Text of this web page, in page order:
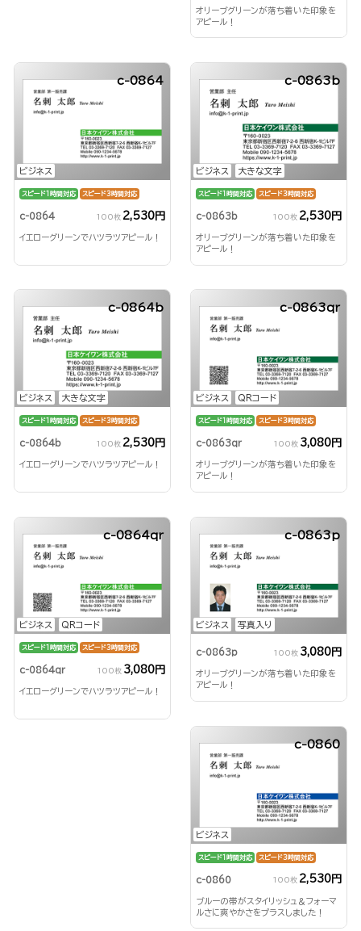
オリーブグリーンが落ち着いた印象を
アピール！
ビジネス
c-0864
スピード1時間対応 スピード3時間対応
c-0864 100枚 2,530円
イエローグリーンでハツラツアピール！
ビジネス 大きな文字
c-0863b
スピード1時間対応 スピード3時間対応
c-0863b 100枚 2,530円
オリーブグリーンが落ち着いた印象を
アピール！
ビジネス 大きな文字
c-0864b
スピード1時間対応 スピード3時間対応
c-0864b 100枚 2,530円
イエローグリーンでハツラツアピール！
ビジネス QRコード
c-0863qr
スピード1時間対応 スピード3時間対応
c-0863qr 100枚 3,080円
オリーブグリーンが落ち着いた印象を
アピール！
ビジネス QRコード
c-0864qr
スピード1時間対応 スピード3時間対応
c-0864qr 100枚 3,080円
イエローグリーンでハツラツアピール！
ビジネス 写真入り
c-0863p
c-0863p 100枚 3,080円
オリーブグリーンが落ち着いた印象を
アピール！
ビジネス
c-0860
スピード1時間対応 スピード3時間対応
c-0860 100枚 2,530円
ブルーの帯がスタイリッシュ＆フォーマ
ルさに爽やかさをプラスしました！